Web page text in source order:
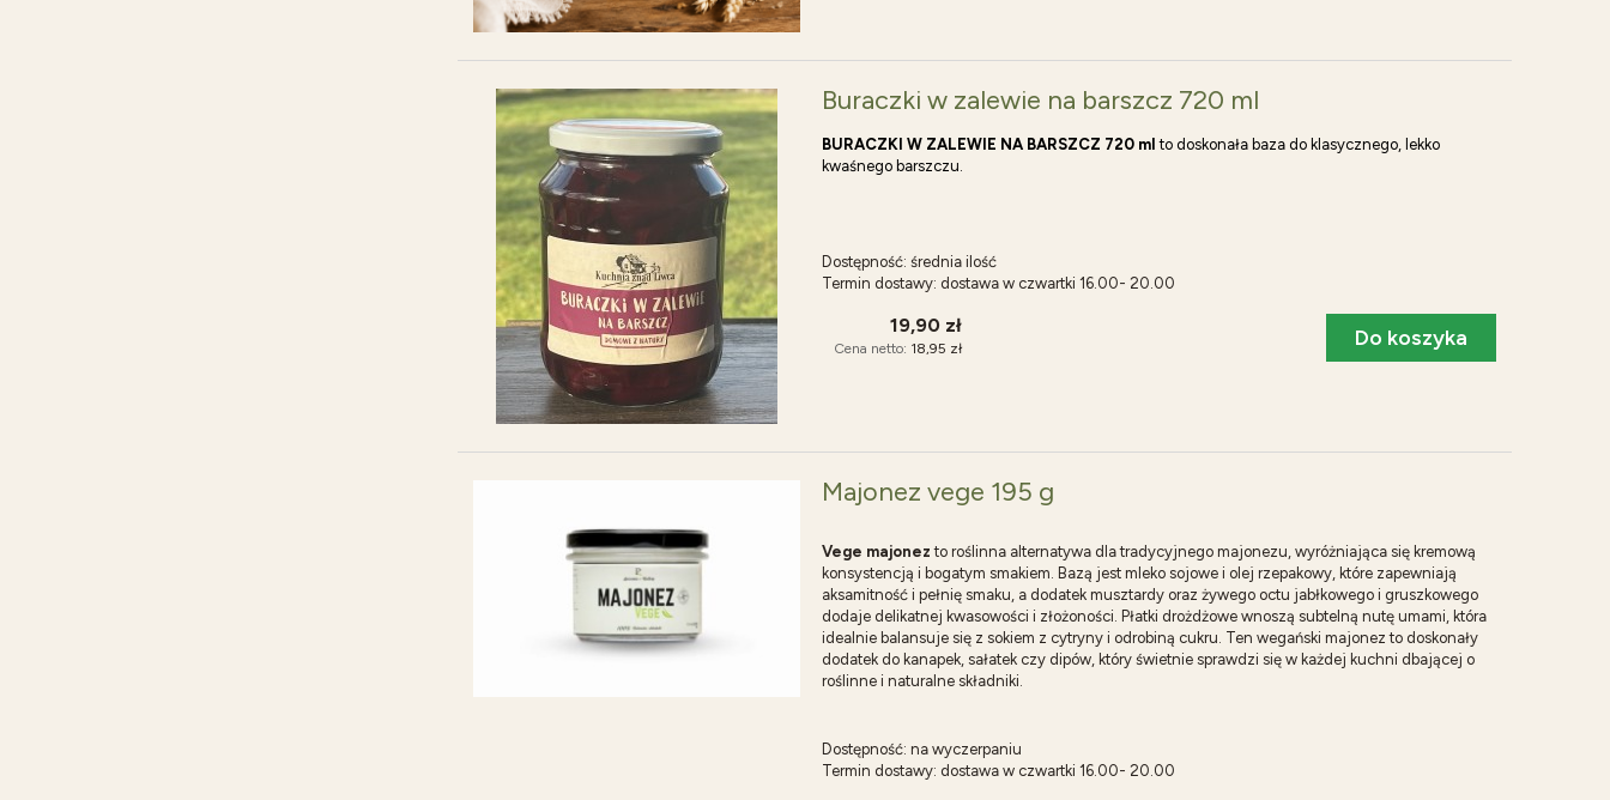
Buraczki w zalewie na barszcz 720 ml
BURACZKI W ZALEWIE NA BARSZCZ 720 mlto doskonała baza do klasycznego, lekko
kwaśnego barszczu.
Dostępność: średnia ilość
Termin dostawy: dostawa w czwartki 16.00- 20.00
19,90 zł
Cena netto: 18,95 zł Do koszyka
Majonez vege 195 g
Vege majonez to roślinna alternatywa dla tradycyjnego majonezu, wyróżniająca się kremową
konsystencją i bogatym smakiem. Bazą jest mleko sojowe i olej rzepakowy, które zapewniają
aksamitność i pełnię smaku, a dodatek musztardy oraz żywego octu jabłkowego i gruszkowego
dodaje delikatnej kwasowości i złożoności. Płatki drożdżowe wnoszą subtelną nutę umami, która
idealnie balansuje się z sokiem z cytryny i odrobiną cukru. Ten wegański majonez to doskonały
dodatek do kanapek, sałatek czy dipów, który świetnie sprawdzi się w każdej kuchni dbającej o
roślinne i naturalne składniki.
Dostępność: na wyczerpaniu
Termin dostawy: dostawa w czwartki 16.00- 20.00